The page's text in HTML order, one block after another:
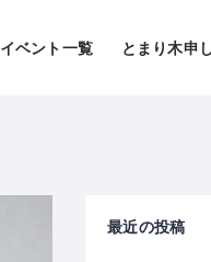
イベント一覧 とまり木申
最近の投稿